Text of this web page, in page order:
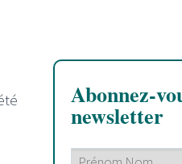
Abonnez-
newsletter